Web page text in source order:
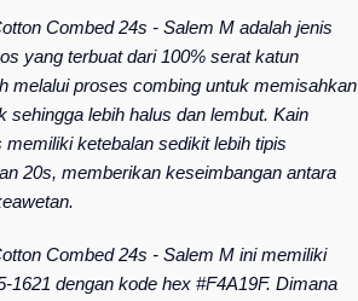
Combed 24s - Salem M adalah jenis
yang terbuat dari 100% serat katun
melalui proses combing untuk memisahkan
sehingga lebih halus dan lembut. Kain
ketebalan sedikit lebih tipis
20s, memberikan keseimbangan antara
Combed 24s - Salem M ini memiliki
1621 dengan kode hex #F4A19F. Dimana